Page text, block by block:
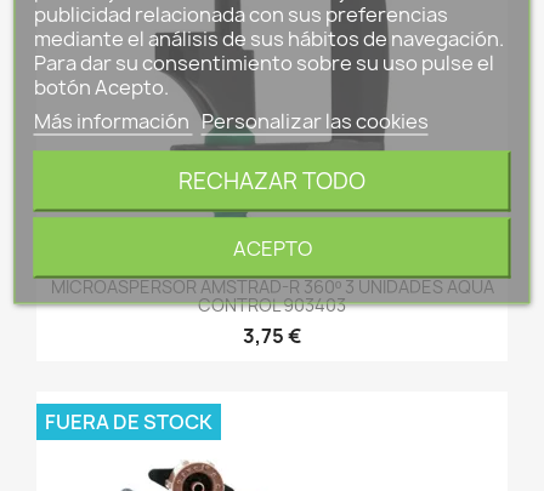
MICROASPERSOR AMSTRAD-R 360º 3 UNIDADES AQUA
CONTROL 903403
3,75 €
FUERA DE STOCK
publicidad relacionada con sus preferencias
mediante el análisis de sus hábitos de navegación.
Para dar su consentimiento sobre su uso pulse el
botón Acepto.
Más información Personalizar las cookies
RECHAZAR TODO
ACEPTO